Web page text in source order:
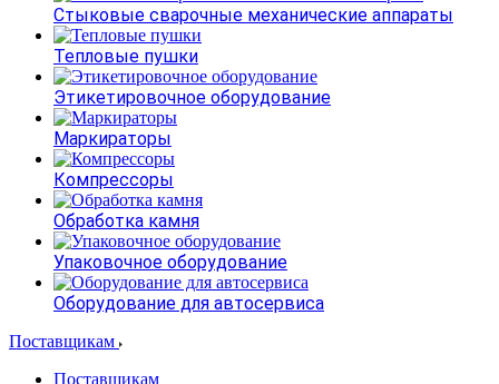
Стыковые сварочные механические аппараты
Тепловые пушки
Этикетировочное оборудование
Маркираторы
Компрессоры
Обработка камня
Упаковочное оборудование
Оборудование для автосервиса
Поставщикам
Поставщикам